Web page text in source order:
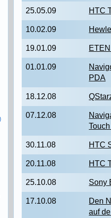
25.05.09 HTC
10.02.09
19.01.09
01.01.09
PDA
18.12.08
07.12.08
30.11.08 HTC
20.11.08 HTC
25.10.08 Sony
17.10.08
Den
auf